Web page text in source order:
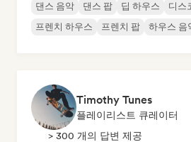
댄스 음악 댄스 팝 딥 하우스 디스
프렌치 하우스
프렌치 팝 하우스 음
Timothy Tunes
플레이리스트 큐레이터
> 300 개의 답변 제공